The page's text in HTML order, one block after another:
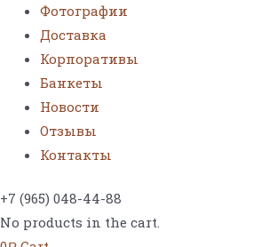
Фотографии
Доставка
Корпоративы
Банкеты
Новости
Отзывы
Контакты
+7 (965) 048-44-88
No products in the cart.